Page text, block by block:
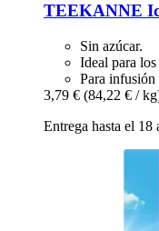
TEEKANNE
Sin azúcar.
Ideal para
Para infusión
3,79 € (84,22 € /
Entrega hasta el 18